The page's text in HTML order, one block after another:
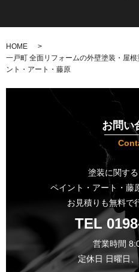
HOME
一戸町 全面リフォームの外壁塗装・屋
ント・アート・藤原
お問い
塗装に関する
ペイント・アート・藤
お見積りも無料で
TEL
営業時間
定休日 日曜日